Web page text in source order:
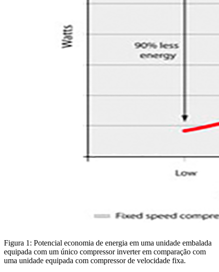
Figura 1: Potencial economia de energia em uma unidade embalada
equipada com um único compressor inverter em comparação com
uma unidade equipada com compressor de velocidade fixa.